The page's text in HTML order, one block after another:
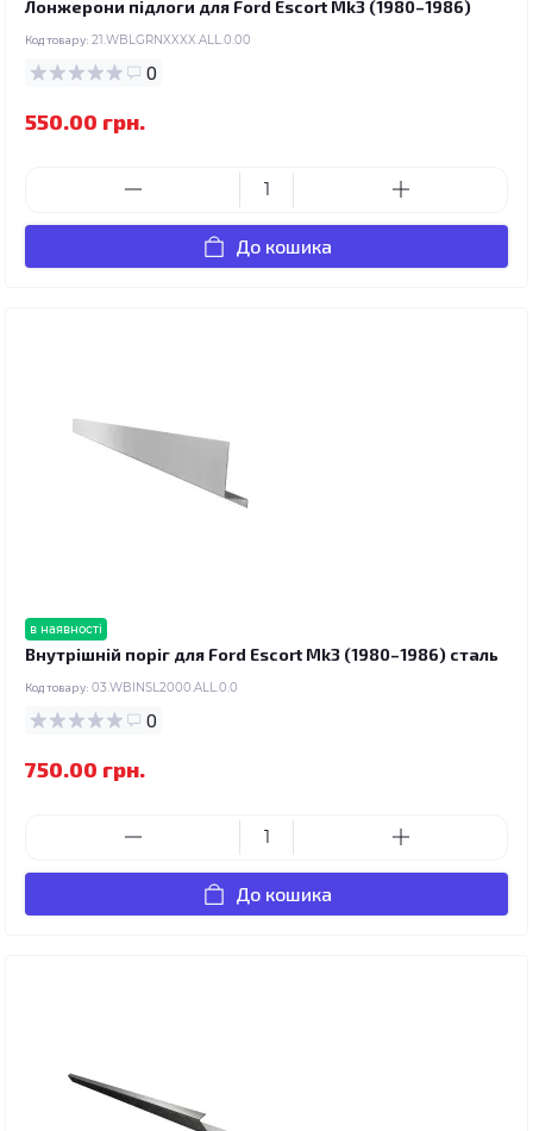
Лонжерони підлоги для Ford Escort Mk3 (1980–1986)
Код товару: 21.WBLGRNXXXX.ALL.0.00
0
550.00 грн.
До кошика
в наявності
Внутрішній поріг для Ford Escort Mk3 (1980–1986) сталь
Код товару: 03.WBINSL2000.ALL.0.0
0
750.00 грн.
До кошика